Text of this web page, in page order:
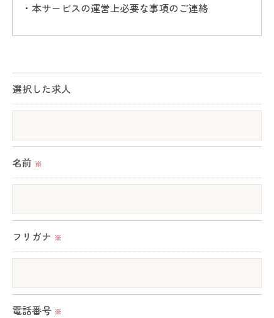
・本サービスの運営上必要な事項のご連絡
られた場合を除き、
＜個人情報の委託について＞
選択した求人
名前 ※
フリガナ ※
電話番号 ※